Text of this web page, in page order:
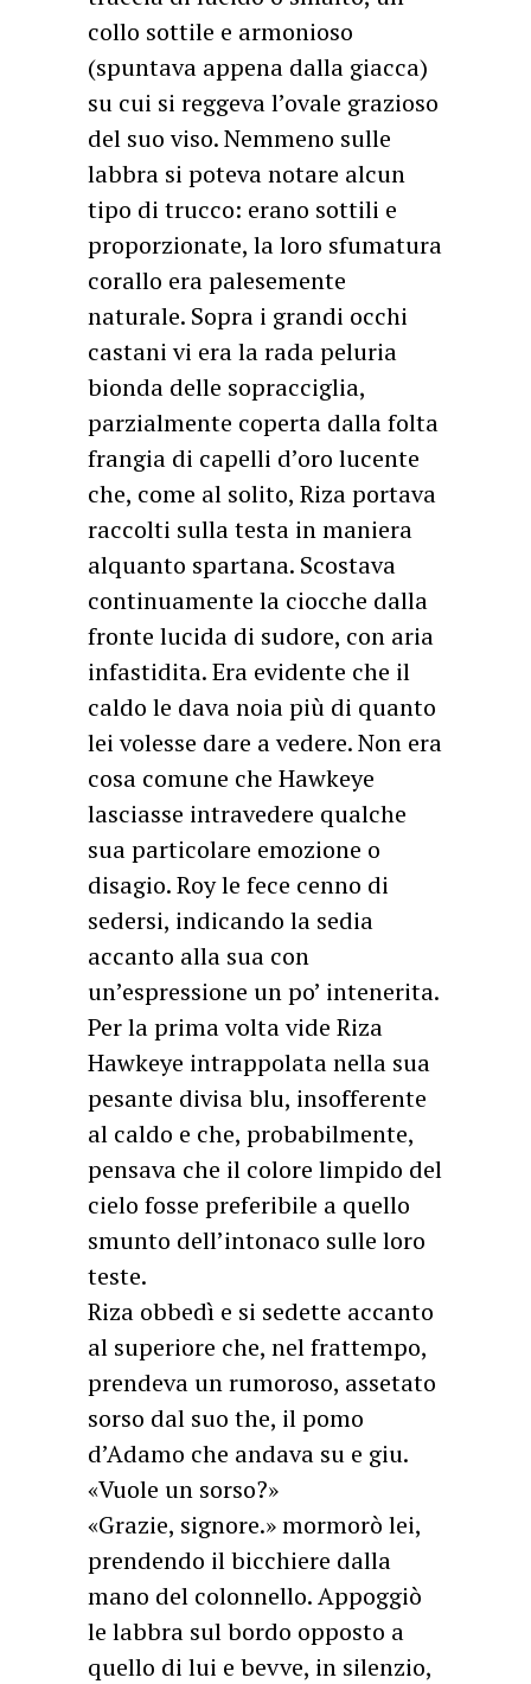
collo sottile e armonioso
(spuntava appena dalla giacca)
su cui si reggeva l’ovale grazioso
del suo viso. Nemmeno sulle
labbra si poteva notare alcun
tipo di trucco: erano sottili e
proporzionate, la loro sfumatura
corallo era palesemente
naturale. Sopra i grandi occhi
castani vi era la rada peluria
bionda delle sopracciglia,
parzialmente coperta dalla folta
frangia di capelli d’oro lucente
che, come al solito, Riza portava
raccolti sulla testa in maniera
alquanto spartana. Scostava
continuamente la ciocche dalla
fronte lucida di sudore, con aria
infastidita. Era evidente che il
caldo le dava noia più di quanto
lei volesse dare a vedere. Non era
cosa comune che Hawkeye
lasciasse intravedere qualche
sua particolare emozione o
disagio. Roy le fece cenno di
sedersi, indicando la sedia
accanto alla sua con
un’espressione un po’ intenerita.
Per la prima volta vide Riza
Hawkeye intrappolata nella sua
pesante divisa blu, insofferente
al caldo e che, probabilmente,
pensava che il colore limpido del
cielo fosse preferibile a quello
smunto dell’intonaco sulle loro
teste.
Riza obbedì e si sedette accanto
al superiore che, nel frattempo,
prendeva un rumoroso, assetato
sorso dal suo the, il pomo
d’Adamo che andava su e giu.
«Vuole un sorso?»
«Grazie, signore.» mormorò lei,
prendendo il bicchiere dalla
mano del colonnello. Appoggiò
le labbra sul bordo opposto a
quello di lui e bevve, in silenzio,